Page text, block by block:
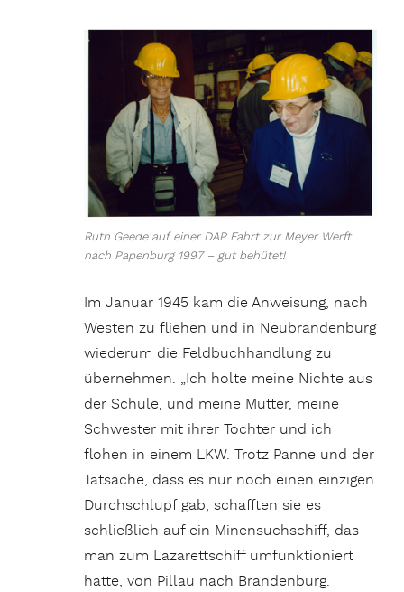
Ruth Geede auf einer DAP Fahrt zur Meyer Werft
nach Papenburg 1997 – gut behütet!
Im Januar 1945 kam die Anweisung, nach
Westen zu fliehen und in Neubrandenburg
wiederum die Feldbuchhandlung zu
übernehmen. „Ich holte meine Nichte aus
der Schule, und meine Mutter, meine
Schwester mit ihrer Tochter und ich
flohen in einem LKW. Trotz Panne und der
Tatsache, dass es nur noch einen einzigen
Durchschlupf gab, schafften sie es
schließlich auf ein Minensuchschiff, das
man zum Lazarettschiff umfunktioniert
hatte, von Pillau nach Brandenburg.